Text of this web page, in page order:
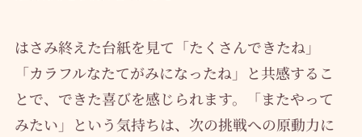
はさみ終えた台紙を見て「たくさんできたね」
「カラフルなたてがみになったね」と共感するこ
とで、できた喜びを感じられます。「またやって
みたい」という気持ちは、次の挑戦への原動力に